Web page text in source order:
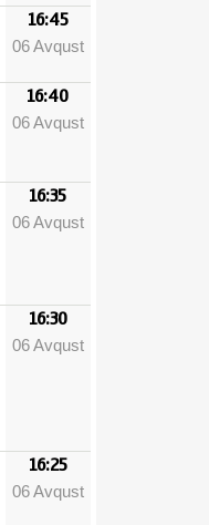
16:45
06 Avqust
16:40
06 Avqust
16:35
06 Avqust
16:30
06 Avqust
16:25
06 Avqust